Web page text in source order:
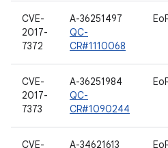
CVE-
2017-
7372
A-36251497
QC-
CR#1110068
CVE-
2017-
7373
A-36251984
QC-
CR#1090244
CVE-
A-34621613